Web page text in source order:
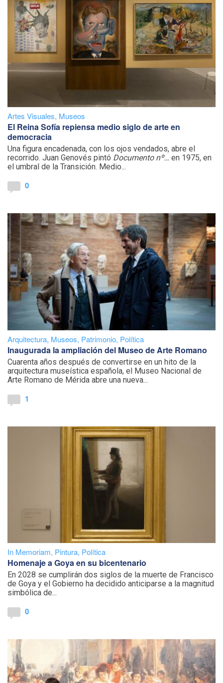
Artes Visuales, Museos
El Reina Sofía repiensa medio siglo de arte en
democracia
Una figura encadenada, con los ojos vendados, abre el
recorrido. Juan Genovés pintó Documento nº… en 1975, en
el umbral de la Transición. Medio...
0
Arquitectura, Museos, Patrimonio, Política
Inaugurada la ampliación del Museo de Arte Romano
Cuarenta años después de convertirse en un hito de la
arquitectura museística española, el Museo Nacional de
Arte Romano de Mérida abre una nueva...
1
In Memoriam, Pintura, Política
Homenaje a Goya en su bicentenario
En 2028 se cumplirán dos siglos de la muerte de Francisco
de Goya y el Gobierno ha decidido anticiparse a la magnitud
simbólica de...
0